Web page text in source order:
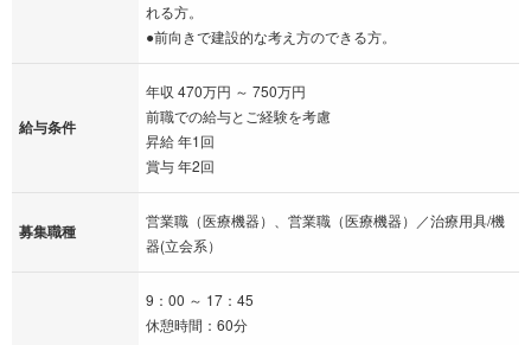
れる方。
●前向きで建設的な考え方のできる方。
給与条件
年収 470万円 ～ 750万円
前職での給与とご経験を考慮
昇給 年1回
賞与 年2回
募集職種
営業職（医療機器）、営業職（医療機器）／治療用具/機
器(立会系）
9：00 ～ 17：45
休憩時間：60分